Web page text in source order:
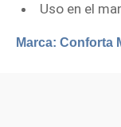
Uso en el
Marca: Conforta